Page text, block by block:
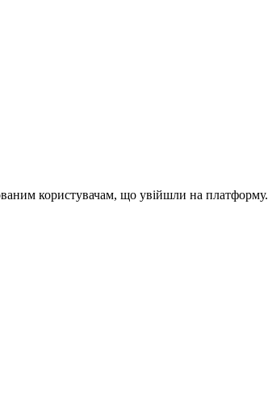
користувачам, що увійшли на платформу.